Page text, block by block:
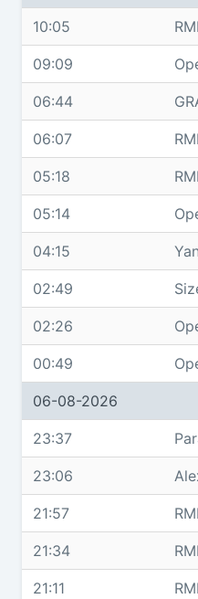
10:05
09:09
06:44
06:07
05:18
05:14
04:15
02:49
02:26
00:49
06-08-2026
23:37
23:06
21:57
21:34
21:11